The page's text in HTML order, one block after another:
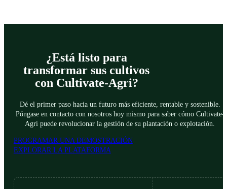
¿Está listo para
transformar sus cultivos
con Cultivate-Agri?
Dé el primer paso hacia un futuro más eficiente, rentable y sostenible.
Póngase en contacto con nosotros hoy mismo para saber cómo Cultivate-
Agri puede revolucionar la gestión de su plantación o explotación.
PROGRAMAR UNA DEMOSTRACIÓN
EXPLORAR LA PLATAFORMA